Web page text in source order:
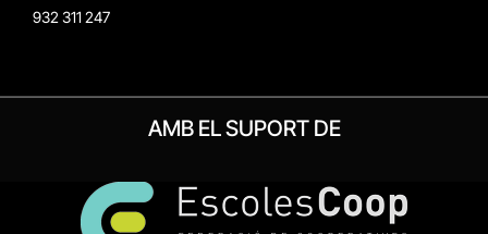
932 311 247
AMB EL SUPORT DE